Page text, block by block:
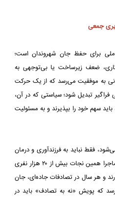
جمعی
برای حفظ جان شهروندان است؛
ضعف زیرساخت یا بی‌توجهی به
به موفقیت می‌رسد که از یک حرکت
تبدیل شود؛ سیاستی که در آن،
باید سهم خود را بپذیرند و به مسئولیت
فقط نباید به فرزندآوری و درمان
ناباروری فکر کرد بلکه بخش مهمی از ماجرا همین نجات بیش از ۲۰ هزار نفری
بین ۲۵ تا ۳۵ سال دارند و هر سال در تصادفات جاده‌ای، جان
که پویش «نه به تصادف» باید در